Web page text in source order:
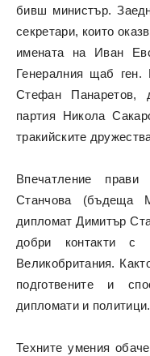
бивш министър.
секретари, които
имената на Иван
Генералния щаб
Стефан Панаретов,
партия Никола
тракийските
Впечатление
Станчова (бъдеща
дипломат Димитър
добри контакти с
Великобритания.
подготвените и
дипломати и политици.
Техните умения